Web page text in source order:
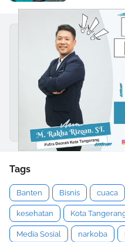
Tags
Banten Bisnis cuaca
kesehatan Kota
Media Sosial narkoba